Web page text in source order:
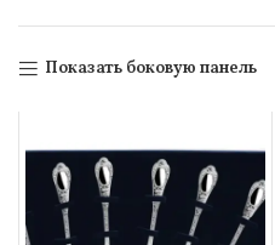
Показать боковую панель